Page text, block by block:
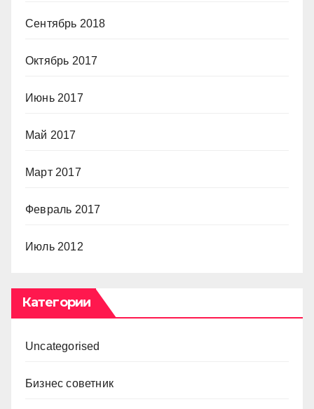
Сентябрь 2018
Октябрь 2017
Июнь 2017
Май 2017
Март 2017
Февраль 2017
Июль 2012
Категории
Uncategorised
Бизнес советник